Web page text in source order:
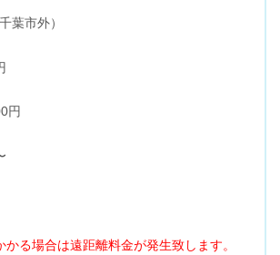
葉市外）
円
る場合は遠距離料金が発生致します。